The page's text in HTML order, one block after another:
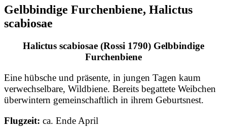
Gelbbindige Furchenbiene, Halictus
scabiosae
Halictus scabiosae (Rossi 1790) Gelbbindige
Furchenbiene
Eine hübsche und präsente, in jungen Tagen kaum
verwechselbare, Wildbiene. Bereits begattete Weibchen
überwintern gemeinschaftlich in ihrem Geburtsnest.
Flugzeit: ca. Ende April